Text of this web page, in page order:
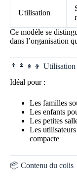
Utilisation
Ce modèle se
dans l’organisation
👨‍👩‍👧‍👦 Utilisation
Idéal pour :
Les familles
Les enfants
Les petites
Les
compacte
📦 Contenu du colis